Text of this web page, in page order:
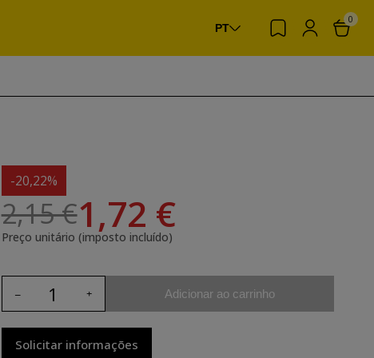
PT
0
-20,22%
2,15 €1,72 €
Preço unitário (imposto incluído)
Adicionar ao carrinho
Solicitar informações